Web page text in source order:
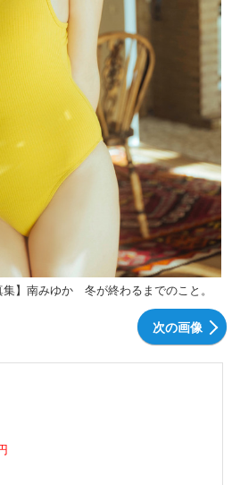
集】南みゆか 冬が終わるまでのこと。
次の画像